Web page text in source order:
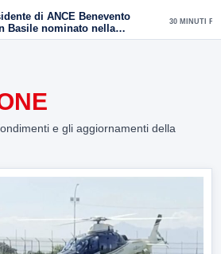
di ANCE Benevento
Basile nominato nella
Tecnica
30 MINUTI FA
e gli aggiornamenti della